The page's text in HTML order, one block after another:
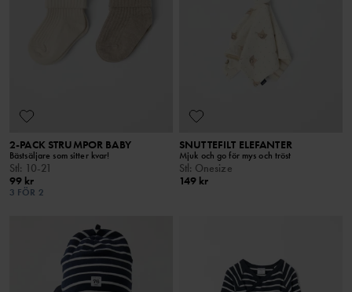
2-PACK STRUMPOR BABY
Bästsäljare som sitter kvar!
Stl: 10-21
99 kr
3 FÖR 2
SNUTTEFILT ELEFANTER
Mjuk och go för mys och tröst
Stl: Onesize
149 kr